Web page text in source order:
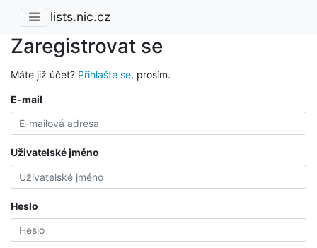
lists.nic.cz
Zaregistrovat se
Máte již účet? Přihlašte se, prosím.
E-mail
Uživatelské jméno
Heslo